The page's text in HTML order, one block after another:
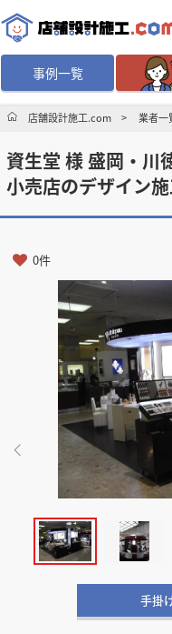
事例一覧
無料相談
デザイン設計・施工 業
店舗・商業施設の施工
マッチング案件一覧
店舗設計施工.comとは
内装の費用相場シミュ
掲載希望のデザイン設計
店舗開業・改
店舗設計施工.com 業者一
資生堂 様 盛岡・川
小売店のデザイン
0件
手掛